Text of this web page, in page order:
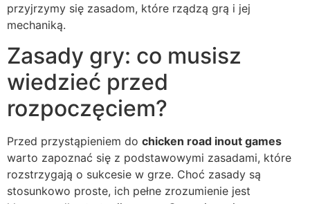
przyjrzymy się zasadom, które rządzą grą i jej
mechaniką.
Zasady gry: co musisz
wiedzieć przed
rozpoczęciem?
Przed przystąpieniem do chicken road inout games
warto zapoznać się z podstawowymi zasadami, które
rozstrzygają o sukcesie w grze. Choć zasady są
stosunkowo proste, ich pełne zrozumienie jest